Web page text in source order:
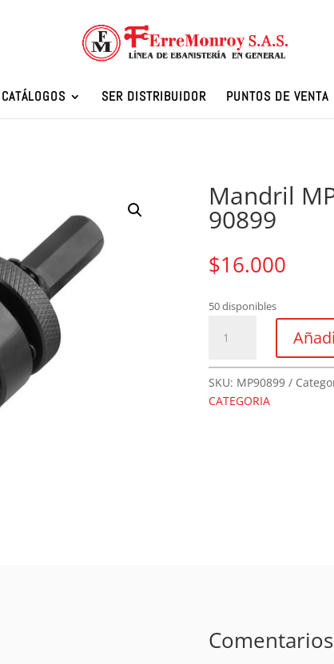
CATÁLOGOS SER DISTRIBUIDOR PUNTOS DE VENTA
Mandril
90899
$16.000
50 disponibles
1
-
SKU: MP90899
CATEGORIA
Comentarios